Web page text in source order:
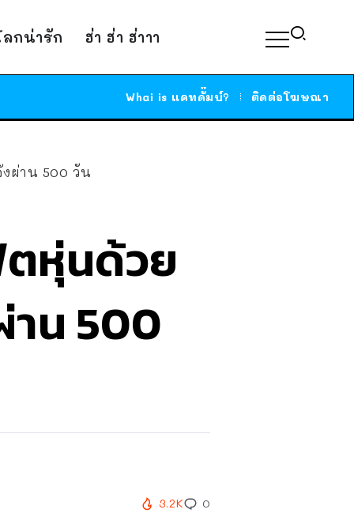
ลกน่ารัก ฮ่า ฮ่า ฮ่าาา
Whai is แคทดั๊มบ์? ติดต่อโฆษณา
ผ่าน 500 วัน
ตหุ่นด้วย
น 500
3.2K 0